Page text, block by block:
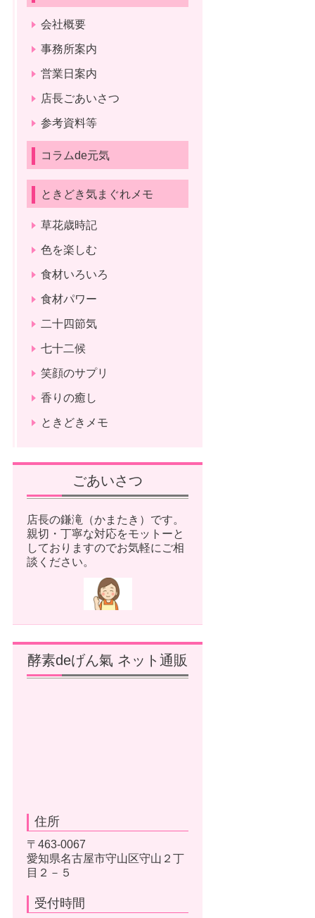
会社概要
事務所案内
営業日案内
店長ごあいさつ
参考資料等
コラムde元気
ときどき気まぐれメモ
草花歳時記
色を楽しむ
食材いろいろ
食材パワー
二十四節気
七十二候
笑顔のサプリ
香りの癒し
ときどきメモ
ごあいさつ
店長の鎌滝（かまたき）です。
親切・丁寧な対応をモットーと
しておりますのでお気軽にご相
談ください。
酵素deげん氣 ネット通販
住所
〒463-0067
愛知県名古屋市守山区守山２丁
目２－５
受付時間